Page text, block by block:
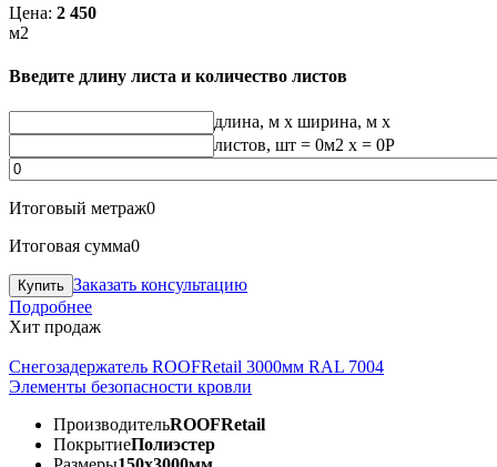
Цена: 2 450
м2
Введите длину листа и количество листов
длина, м x ширина, м x
листов, шт = 0м2 x = 0Р
Итоговый метраж0
Итоговая сумма0
Заказать консультацию
Подробнее
Хит продаж
Снегозадержатель ROOFRetail 3000мм RAL 7004
Элементы безопасности кровли
ПроизводительROOFRetail
ПокрытиеПолиэстер